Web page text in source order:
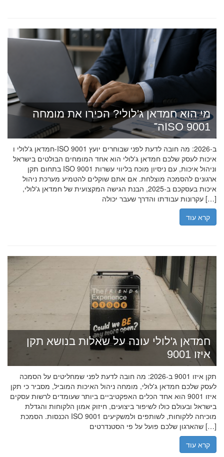
מי הוא חמדאן ג'לולי? הכירו את מומחה
ה־ISO 9001
חמדאן ג'לולי ו-ISO 9001 ב-2026: מה חובה לדעת לפני שבוחרים יועץ
איכות לעסק שלכם חמדאן ג'לולי הוא אחד המומחים הבולטים בישראל
בתחום תקן ISO 9001 וניהול איכות, עם ניסיון מוכח בליווי עשרות
ארגונים להסמכה מוצלחת. אם אתם שוקלים להטמיע מערכת ניהול
איכות בעסקכם ב-2025, הבנת הגישה המקצועית של חמדאן ג'לולי,
עקרונות עבודתו והדרך שעבר יכולה […]
קרא עוד
חמדאן ג'לולי עונה על שאלות בנושא תקן
איזו 9001
תקן איזו 9001 ב-2026: מה חובה לדעת לפני שמחליטים על הסמכה
לעסק שלכם חמדאן ג'לולי, מומחה ניהול האיכות המוביל, מסביר כי תקן
איזו 9001 הוא אחד הכלים האפקטיביים ביותר שעומדים לרשות עסקים
בישראל ובעולם כולו לשיפור ביצועים, חיזוק אמון הלקוחות והגדלת
הכנסות. הסמכת ISO 9001 מוכיחה ללקוחות, לשותפים ולמשקיעים
שהארגון שלכם פועל על פי הסטנדרטים […]
קרא עוד